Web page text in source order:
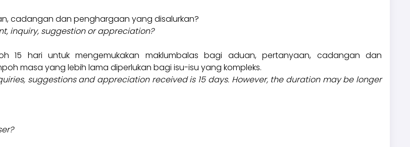
cadangan dan penghargaan yang disalurkan?
inquiry, suggestion or appreciation?
15 hari untuk mengemukakan maklumbalas bagi aduan, pertanyaan, cadangan dan
masa yang lebih lama diperlukan bagi isu-isu yang kompleks.
suggestions and appreciation received is 15 days. However, the duration may be longer